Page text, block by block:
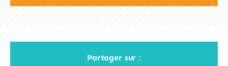
Partager sur :